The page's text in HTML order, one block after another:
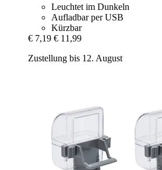
Leuchtet im Dunkeln
Aufladbar per USB
Kürzbar
€ 7,19 € 11,99
Zustellung bis 12. August